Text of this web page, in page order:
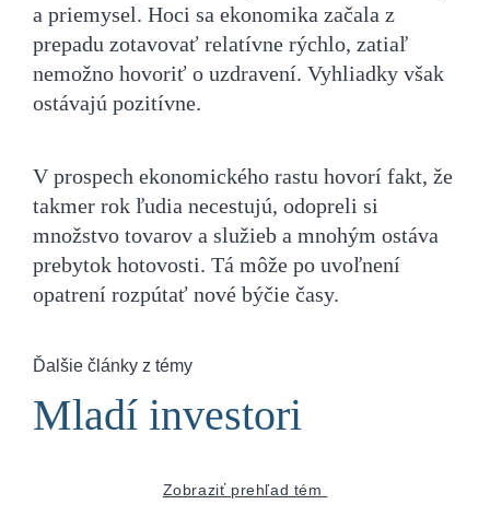
a priemysel. Hoci sa ekonomika začala z
prepadu zotavovať relatívne rýchlo, zatiaľ
nemožno hovoriť o uzdravení. Vyhliadky však
ostávajú pozitívne.
V prospech ekonomického rastu hovorí fakt, že
takmer rok ľudia necestujú, odopreli si
množstvo tovarov a služieb a mnohým ostáva
prebytok hotovosti. Tá môže po uvoľnení
opatrení rozpútať nové býčie časy.
Ďalšie články z témy
Mladí investori
Zobraziť prehľad tém